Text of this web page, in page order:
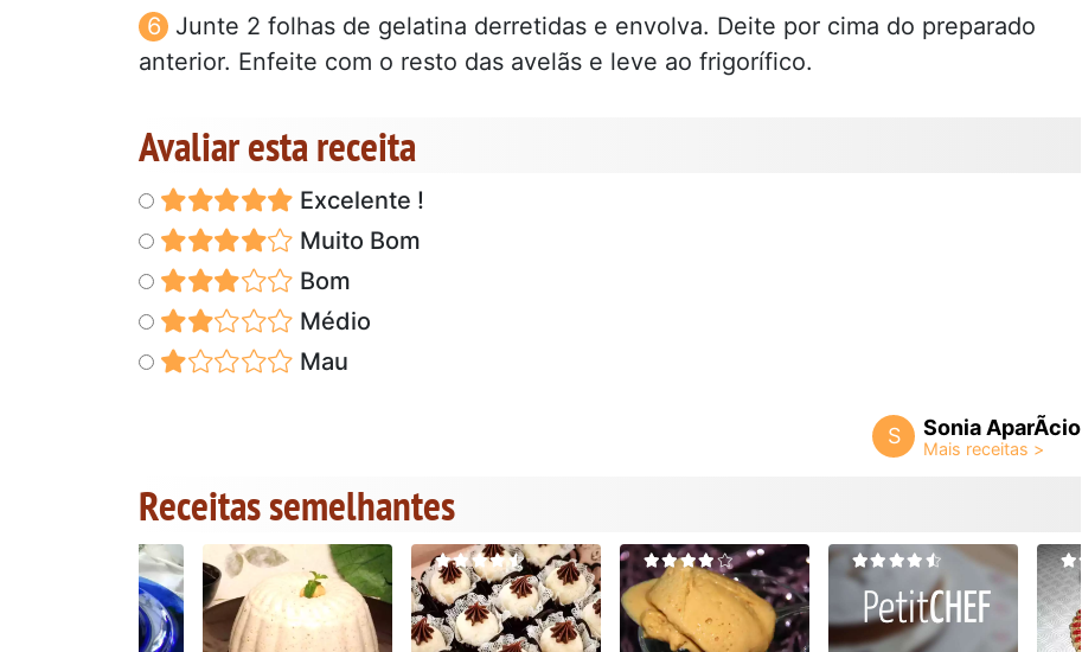
Junte 2 folhas de gelatina derretidas e envolva. Deite por cima do preparado
anterior. Enfeite com o resto das avelãs e leve ao frigorífico.
Avaliar esta receita
Excelente !
Muito Bom
Bom
Médio
Mau
S Sonia AparÃ­cio
Receitas semelhantes